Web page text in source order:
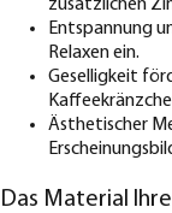
zusätzlichen
Entspannung
Relaxen ein.
Geselligkeit
Ästhetischer
Das Material